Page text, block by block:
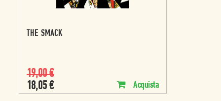
THE SMACK
19,00€
18,05 € Acquista